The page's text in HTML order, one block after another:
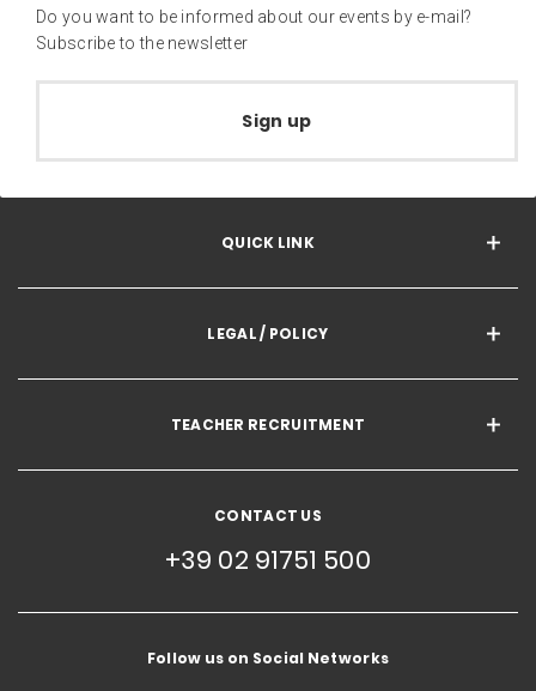
Do you want to be informed about our events by e-mail?
Subscribe to the newsletter
Sign up
QUICK LINK
LEGAL / POLICY
TEACHER RECRUITMENT
CONTACT US
+39 02 91751 500
Follow us on Social Networks